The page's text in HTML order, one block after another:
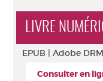
LIVRE
EPUB | Adobe
Consulter en